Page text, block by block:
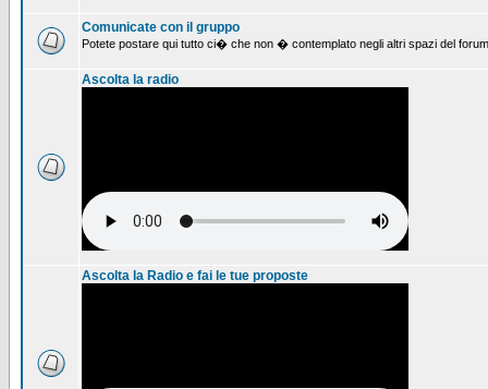
Comunicate con il gruppo
Potete postare qui tutto ci� che non � contemplato negli altri spazi del
Ascolta la radio
Ascolta la Radio e fai le tue proposte